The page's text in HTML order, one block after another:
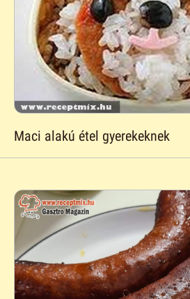
Maci alakú étel gyerekeknek